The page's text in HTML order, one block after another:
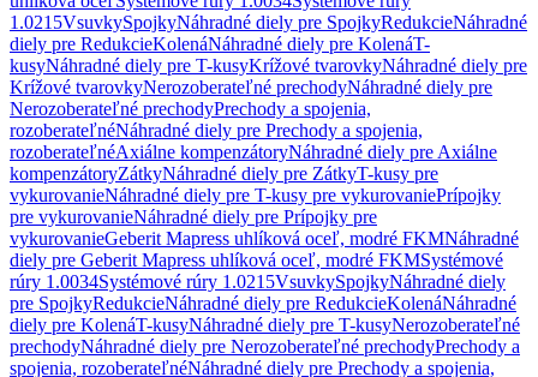
1.0215VsuvkySpojkyNáhradné diely pre SpojkyRedukcieNáhradné
diely pre RedukcieKolenáNáhradné diely pre KolenáT-
kusyNáhradné diely pre T-kusyKrížové tvarovkyNáhradné diely pre
Krížové tvarovkyNerozoberateľné prechodyNáhradné diely pre
Nerozoberateľné prechodyPrechody a spojenia,
rozoberateľnéNáhradné diely pre Prechody a spojenia,
rozoberateľnéAxiálne kompenzátoryNáhradné diely pre Axiálne
kompenzátoryZátkyNáhradné diely pre ZátkyT-kusy pre
vykurovanieNáhradné diely pre T-kusy pre vykurovaniePrípojky
pre vykurovanieNáhradné diely pre Prípojky pre
vykurovanieGeberit Mapress uhlíková oceľ, modré FKMNáhradné
diely pre Geberit Mapress uhlíková oceľ, modré FKMSystémové
rúry 1.0034Systémové rúry 1.0215VsuvkySpojkyNáhradné diely
pre SpojkyRedukcieNáhradné diely pre RedukcieKolenáNáhradné
diely pre KolenáT-kusyNáhradné diely pre T-kusyNerozoberateľné
prechodyNáhradné diely pre Nerozoberateľné prechodyPrechody a
spojenia, rozoberateľnéNáhradné diely pre Prechody a spojenia,